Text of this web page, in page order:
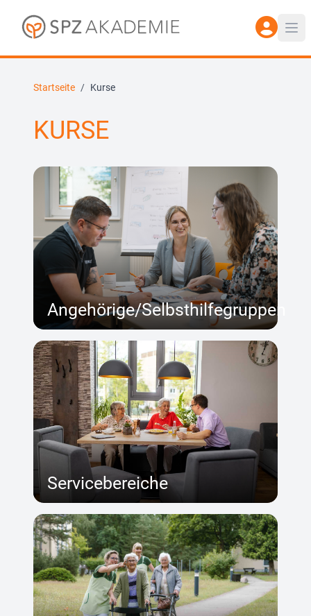
Startseite / Kurse
KURSE
Angehörige/Selbsthilfegruppen
Servicebereiche